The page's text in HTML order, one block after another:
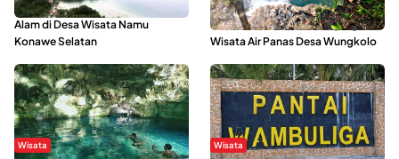
Menikmati Suasana Keindahan
Alam di Desa Wisata Namu
Konawe Selatan
Sering Menjadi Tempat Refreshing
Mahasiswa KKN, Yuk Kunjungi
Wisata Air Panas Desa Wungkolo
Wisata Wisata